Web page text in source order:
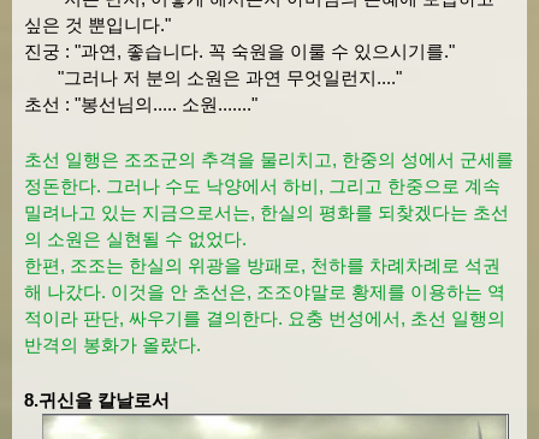
싶은 것 뿐입니다."
진궁 : "과연, 좋습니다. 꼭 숙원을 이룰 수 있으시기를."
"그러나 저 분의 소원은 과연 무엇일런지...."
초선 : "봉선님의..... 소원......."
초선 일행은 조조군의 추격을 물리치고, 한중의 성에서 군세를
정돈한다. 그러나 수도 낙양에서 하비, 그리고 한중으로 계속
밀려나고 있는 지금으로서는, 한실의 평화를 되찾겠다는 초선
의 소원은 실현될 수 없었다.
한편, 조조는 한실의 위광을 방패로, 천하를 차례차례로 석권
해 나갔다. 이것을 안 초선은, 조조야말로 황제를 이용하는 역
적이라 판단, 싸우기를 결의한다. 요충 번성에서, 초선 일행의
반격의 봉화가 올랐다.
8.귀신을 칼날로서